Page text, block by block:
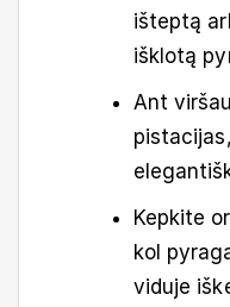
išteptą
išklotą
Ant
Kepkite
kol
viduje